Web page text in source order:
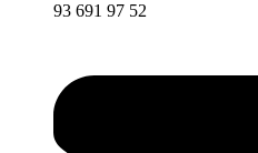
93 691 97 52